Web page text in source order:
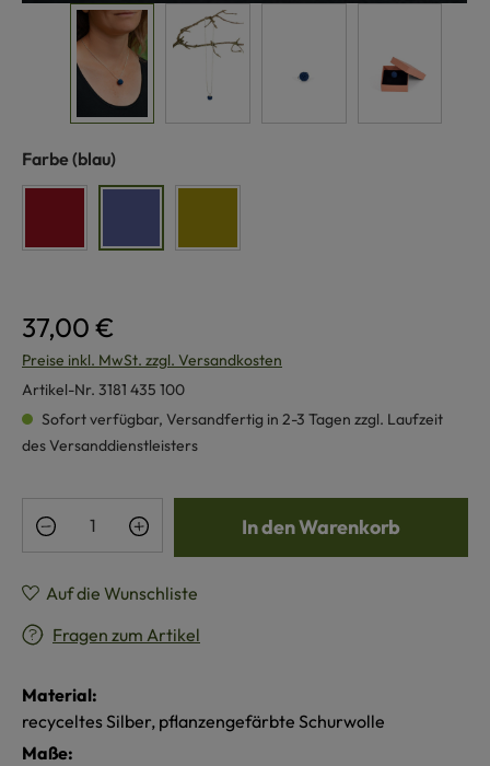
Farbe auswählen
(blau)
37,00 €
Preise inkl. MwSt. zzgl. Versandkosten
Artikel-Nr. 3181 435 100
Sofort verfügbar, Versandfertig in 2-3 Tagen zzgl. Laufzeit
des Versanddienstleisters
Produkt Anzahl: Gib den gewünschten
In den Warenkorb
Auf die Wunschliste
Fragen zum Artikel
Material:
recyceltes Silber, pflanzengefärbte Schurwolle
Maße: